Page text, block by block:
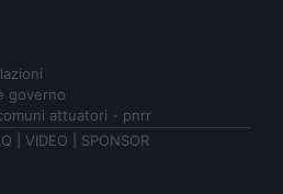
governo
attuatori - pnrr
VIDEO SPONSOR